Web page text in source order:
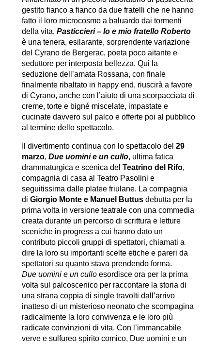
gestito fianco a fianco da due fratelli che ne hanno
fatto il loro microcosmo a baluardo dai tormenti
della vita, Pasticcieri – Io e mio fratello Roberto
è una tenera, esilarante, sorprendente variazione
del Cyrano de Bergerac, poeta poco aitante e
seduttore per interposta bellezza. Qui la
seduzione dell’amata Rossana, con finale
finalmente ribaltato in happy end, riuscirà a favore
di Cyrano, anche con l’aiuto di una scorpacciata di
creme, torte e bigné miscelate, impastate e
cucinate davvero sul palco e offerte poi al pubblico
al termine dello spettacolo.
Il divertimento continua con lo spettacolo del 29
marzo, Due uomini e un cullo, ultima fatica
drammaturgica e scenica del Teatrino del Rifo,
compagnia di casa al Teatro Pasolini e
seguitissima dalle platee friulane. La compagnia
di Giorgio Montee Manuel Buttusdebutta per la
prima volta in versione teatrale con una commedia
creata durante un percorso di scrittura e letture
sceniche in progress a cui hanno dato un
contributo piccoli gruppi di spettatori, chiamati a
dire la loro su importanti scelte etiche e pareri da
spettatori su quanto stava prendendo forma.
Due uomini e un culloesordisce ora per la prima
volta sul palcoscenico per raccontare la storia di
una strana coppia di single travolti dall’arrivo
inatteso di un misterioso neonato che scompagina
radicalmente la loro convivenza e le loro più
radicate convinzioni di vita. Con l’immancabile
verve e sulfureo spirito comico, Due uomini e un